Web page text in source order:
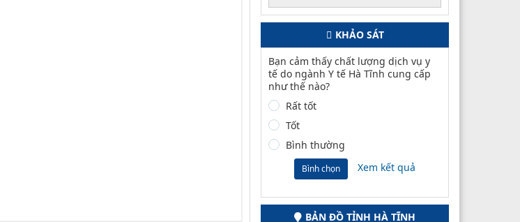
KHẢO SÁT
Bạn cảm thấy chất lượng dịch vụ y
tế do ngành Y tế Hà Tĩnh cung cấp
như thế nào?
Rất tốt
Tốt
Bình thường
Bình chọn Xem kết quả
BẢN ĐỒ TỈNH HÀ TĨNH